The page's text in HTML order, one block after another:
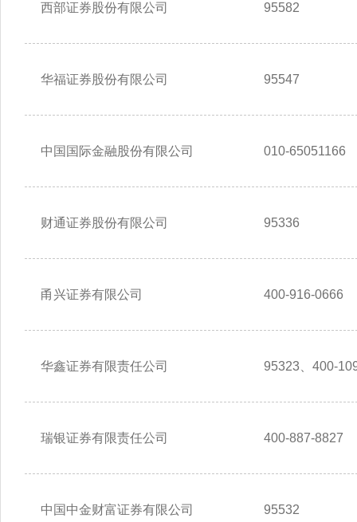
西部证券股份有限公司 95582
华福证券股份有限公司 95547
中国国际金融股份有限公司 010-65051166
财通证券股份有限公司 95336
甬兴证券有限公司 400-916-0666
华鑫证券有限责任公司 95323、400-
瑞银证券有限责任公司 400-887-8827
中国中金财富证券有限公司 95532